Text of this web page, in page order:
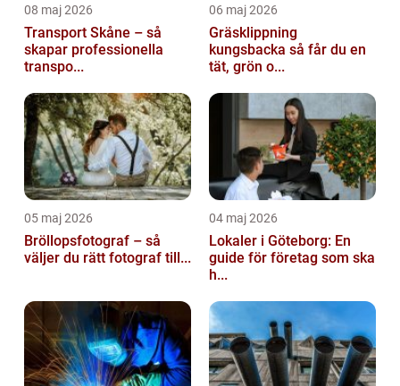
08 maj 2026
Transport Skåne – så
skapar professionella
transpo...
06 maj 2026
Gräsklippning
kungsbacka så får du en
tät, grön o...
05 maj 2026
Bröllopsfotograf – så
väljer du rätt fotograf till...
04 maj 2026
Lokaler i Göteborg: En
guide för företag som ska
h...